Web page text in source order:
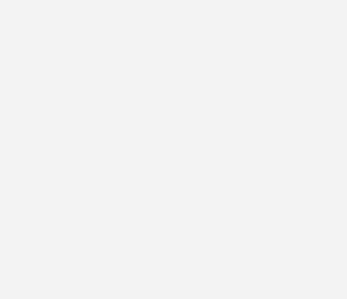
insgesamt und bei den
seit Anfang 2021. Gut zu erkennen
durch die Corona-Pandemie und den
Rückgang ab 2023.
dann im Folgejahr durch eine Reihe von
Angriff von Russland auf die Ukraine im
in Deutschland eine Gaskrise ausgelöst
zu steigen. Gleichzeitig
und Materialengpässe weiter,
Blockade des Suezkanals durch das